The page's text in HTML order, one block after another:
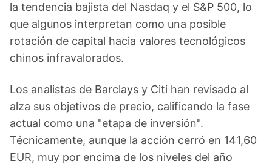
la tendencia bajista del Nasdaq y el S&P 500, lo
que algunos interpretan como una posible
rotación de capital hacia valores tecnológicos
chinos infravalorados.
Los analistas de Barclays y Citi han revisado al
alza sus objetivos de precio, calificando la fase
actual como una "etapa de inversión".
Técnicamente, aunque la acción cerró en 141,60
EUR, muy por encima de los niveles del año